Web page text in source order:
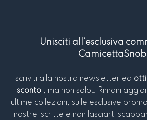
Unisciti all’esclusiva
CamicettaSnob
Iscriviti alla nostra newsletter ed
sconto , ma non solo… Rimani
ultime collezioni, sulle esclusive
nostre iscritte e non lasciarti